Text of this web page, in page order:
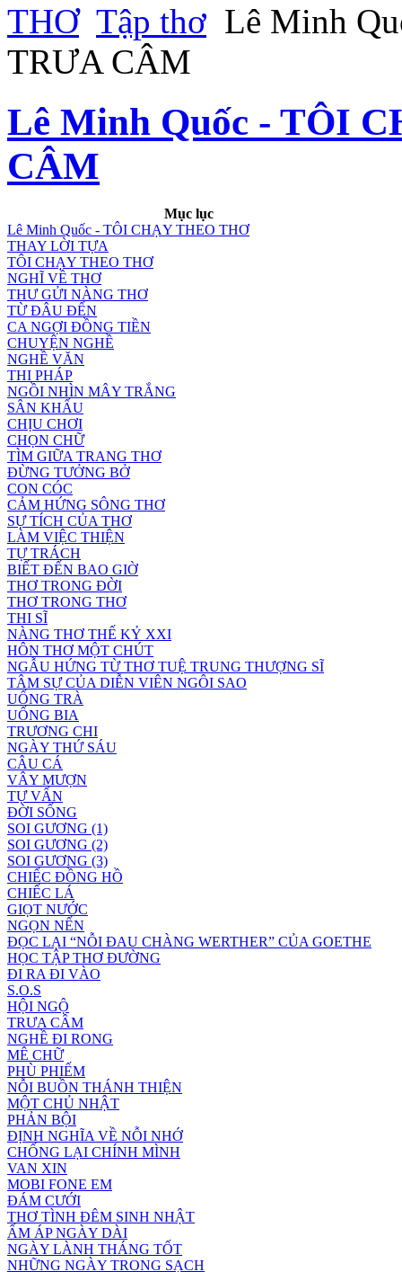
THƠ Tập thơ Lê Minh
TRƯA CÂM
Lê Minh Quốc - TÔI
CÂM
Mục lục
Lê Minh Quốc - TÔI CHẠY THEO THƠ
THAY LỜI TỰA
TÔI CHẠY THEO THƠ
NGHĨ VỀ THƠ
THƯ GỬI NÀNG THƠ
TỪ ĐÂU ĐẾN
CA NGỢI ĐỒNG TIỀN
CHUYỆN NGHỀ
NGHỀ VĂN
THI PHÁP
NGỒI NHÌN MÂY TRẮNG
SÂN KHẤU
CHỊU CHƠI
CHỌN CHỮ
TÌM GIỮA TRANG THƠ
ĐỪNG TƯỞNG BỞ
CON CÓC
CẢM HỨNG SÔNG THƠ
SỰ TÍCH CỦA THƠ
LÀM VIỆC THIỆN
TỰ TRÁCH
BIẾT ĐẾN BAO GIỜ
THƠ TRONG ĐỜI
THƠ TRONG THƠ
THI SĨ
NÀNG THƠ THẾ KỶ XXI
HÔN THƠ MỘT CHÚT
NGẪU HỨNG TỪ THƠ TUỆ TRUNG THƯỢNG SĨ
TÂM SỰ CỦA DIỄN VIÊN NGÔI SAO
UỐNG TRÀ
UỐNG BIA
TRƯƠNG CHI
NGÀY THỨ SÁU
CÂU CÁ
VÂY MƯỢN
TỰ VẤN
ĐỜI SỐNG
SOI GƯƠNG (1)
SOI GƯƠNG (2)
SOI GƯƠNG (3)
CHIẾC ĐỒNG HỒ
CHIẾC LÁ
GIỌT NƯỚC
NGỌN NẾN
ĐỌC LẠI “NỖI ĐAU CHÀNG WERTHER” CỦA GOETHE
HỌC TẬP THƠ ĐƯỜNG
ĐI RA ĐI VÀO
S.O.S
HỘI NGỘ
TRƯA CÂM
NGHỀ ĐI RONG
MÊ CHỮ
PHÙ PHIẾM
NỖI BUỒN THÁNH THIỆN
MỘT CHỦ NHẬT
PHẢN BỘI
ĐỊNH NGHĨA VỀ NỖI NHỚ
CHỐNG LẠI CHÍNH MÌNH
VAN XIN
MOBI FONE EM
ĐÁM CƯỚI
THƠ TÌNH ĐÊM SINH NHẬT
ẤM ÁP NGÀY DÀI
NGÀY LÀNH THÁNG TỐT
NHỮNG NGÀY TRONG SẠCH